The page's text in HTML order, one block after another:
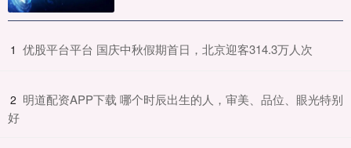
1 ​优股平台平台 国庆中秋假期首日，北京迎客314.3万人次
2 ​明道配资APP下载 哪个时辰出生的人，审美、品位、眼光特别
好